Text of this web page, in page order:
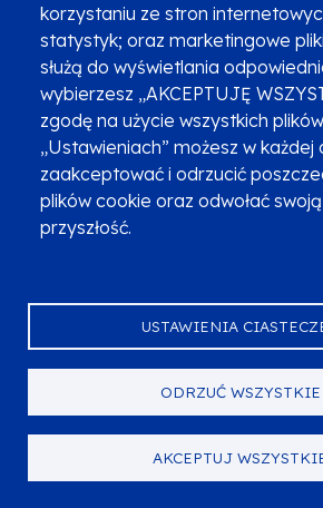
korzystaniu ze stron
statystyk; oraz marketingowe
służą do wyświetlania
wybierzesz „AKCEPTUJĘ
zgodę na użycie wszystkich
„Ustawieniach” możesz w każdej
zaakceptować i odrzucić
plików cookie oraz odwołać
przyszłość.
USTAWIENIA
ODRZUĆ WSZYSTKIE
AKCEPTUJ
Lokalny Punkt Informacyjny w
Tarnowie
22.4,8:30-11:00|
2 godziny 30 minut
dla mieszkańców Małopolski
Główny Punkt Informacyjny w
Krakowie